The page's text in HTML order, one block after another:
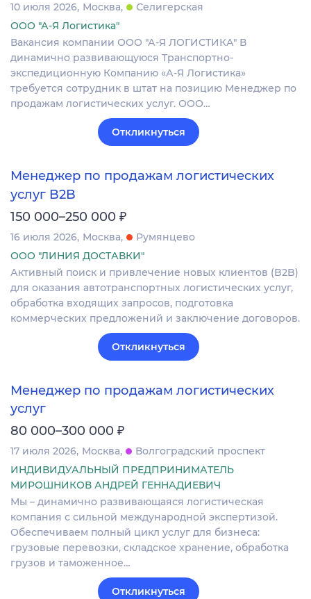
10 июля 2026 Москва
Селигерская
ООО "А-Я Логистика"
Вакансия компании ООО "А-Я ЛОГИСТИКА" В
динамично развивающуюся Транспортно-
экспедиционную Компанию «А-Я Логистика»
требуется сотрудник в штат на позицию Менеджер по
продажам логистических услуг. ООО…
Откликнуться
Менеджер по продажам логистических
услуг B2B
150 000–250 000 ₽
16 июля 2026 Москва
Румянцево
ООО "ЛИНИЯ ДОСТАВКИ"
Активный поиск и привлечение новых клиентов (B2B)
для оказания автотранспортных логистических услуг,
обработка входящих запросов, подготовка
коммерческих предложений и заключение договоров.
Откликнуться
Менеджер по продажам логистических
услуг
80 000–300 000 ₽
17 июля 2026 Москва
Волгоградский проспект
ИНДИВИДУАЛЬНЫЙ ПРЕДПРИНИМАТЕЛЬ
МИРОШНИКОВ АНДРЕЙ ГЕННАДИЕВИЧ
Мы – динамично развивающаяся логистическая
компания с сильной международной экспертизой.
Обеспечиваем полный цикл услуг для бизнеса:
грузовые перевозки, складское хранение, обработка
грузов и таможенное…
Откликнуться